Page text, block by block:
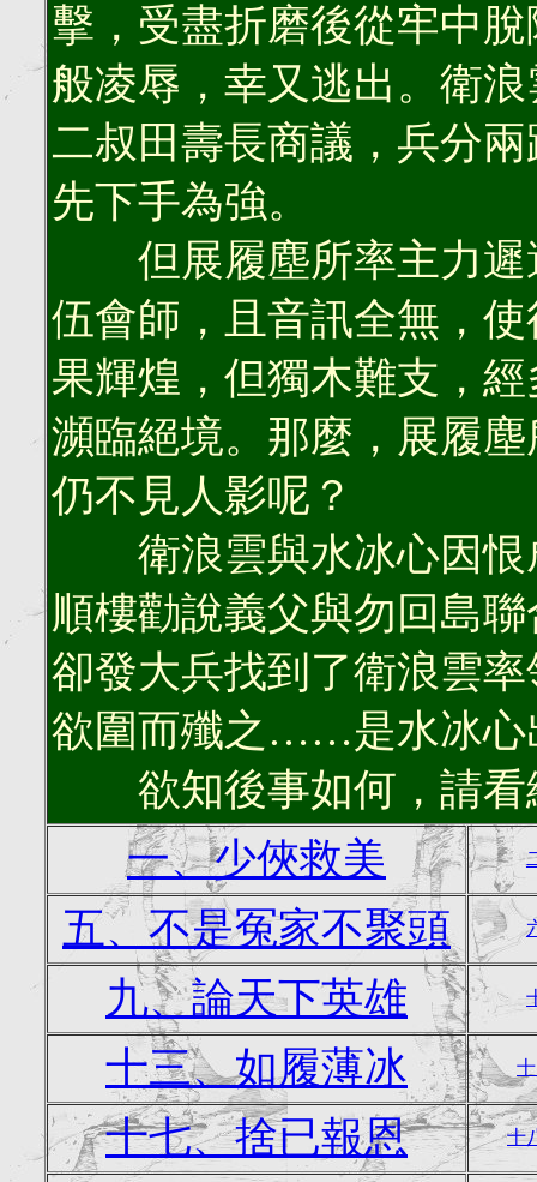
擊，受盡折磨後從牢中
般凌辱，幸又逃出。衛
二叔田壽長商議，兵分
先下手為強。
但展履塵所率主力遲
伍會師，且音訊全無，
果輝煌，但獨木難支，
瀕臨絕境。那麼，展履
仍不見人影呢？
衛浪雲與水冰心因恨
順樓勸說義父與勿回島
卻發大兵找到了衛浪雲
欲圍而殲之……是水冰心
欲知後事如何，請看
一、少俠救美
五、不是冤家不聚頭
九、論天下英雄
十三、如履薄冰
十七、捨已報恩 十